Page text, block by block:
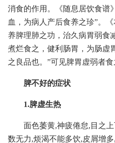
消食的作用。《随息居饮食谱
血，为病人产后食养之珍”。
养脾理肺之功，治久病胃弱食
煮烂食之，健利肠胃，为肠虚
之良品也。”可见脾胃虚弱者食
脾不好的症状
1.脾虚生热
面色萎黄,神疲倦怠,目之
数无力,烦渴不能多饮,皮屑增